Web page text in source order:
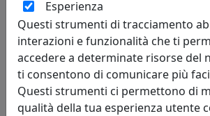
TOVAGLIA GRANDE DECOR, COLLEZIONE
FOULARD, CODICE 04290-D47
Vesta Home
Esperienza
Questi strumenti di tracciamento
interazioni e funzionalità che ti
accedere a determinate risorse del
ti consentono di comunicare più
Questi strumenti ci permettono di
qualità della tua esperienza utente